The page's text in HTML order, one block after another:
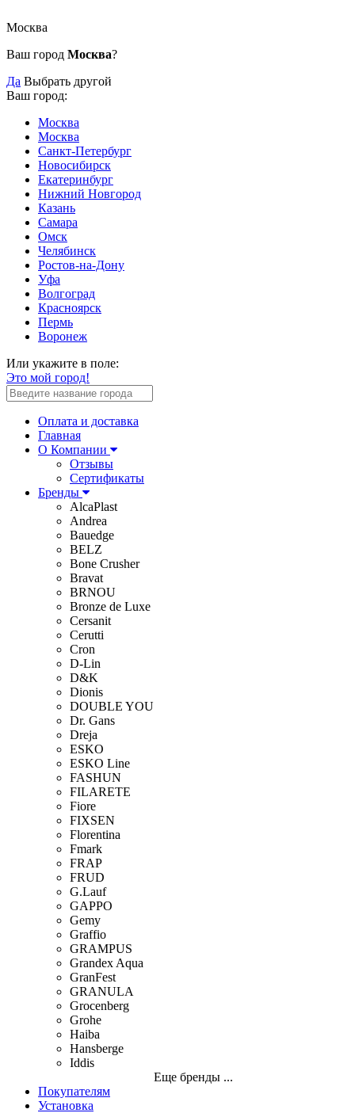
Москва
Ваш город Москва?
Да Выбрать другой
Ваш город:
Москва
Москва
Санкт-Петербург
Новосибирск
Екатеринбург
Нижний Новгород
Казань
Самара
Омск
Челябинск
Ростов-на-Дону
Уфа
Волгоград
Красноярск
Пермь
Воронеж
Или укажите в поле:
Это мой город!
Оплата и доставка
Главная
О Компании
Отзывы
Сертификаты
Бренды
AlcaPlast
Andrea
Bauedge
BELZ
Bone Crusher
Bravat
BRNOU
Bronze de Luxe
Cersanit
Cerutti
Cron
D-Lin
D&K
Dionis
DOUBLE YOU
Dr. Gans
Dreja
ESKO
ESKO Line
FASHUN
FILARETE
Fiore
FIXSEN
Florentina
Fmark
FRAP
FRUD
G.Lauf
GAPPO
Gemy
Graffio
GRAMPUS
Grandex Aqua
GranFest
GRANULA
Grocenberg
Grohe
Haiba
Hansberge
Iddis
Еще бренды ...
Покупателям
Установка